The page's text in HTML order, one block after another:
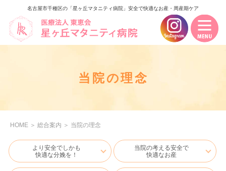
名古屋市千種区の「星ヶ丘マタニティ病院」安全で快適なお産・周産期ケア
当院の理念
HOME ＞ 総合案内 ＞ 当院の理念
より安全でしかも
快適な分娩を！
当院の考える安全で
快適なお産